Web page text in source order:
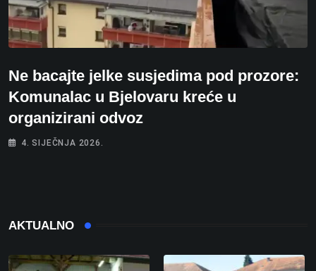
Ne bacajte jelke susjedima pod prozore:
Komunalac u Bjelovaru kreće u
organizirani odvoz
4. SIJEČNJA 2026.
AKTUALNO